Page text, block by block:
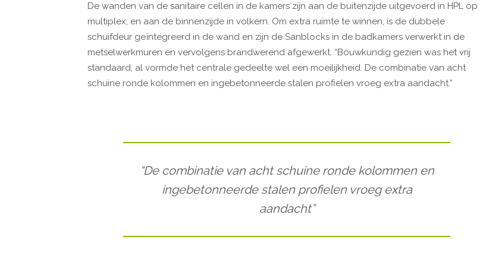
De wanden van de sanitaire cellen in de kamers zijn aan de buitenzijde uitgevoerd in HPL op
multiplex, en aan de binnenzijde in volkern. Om extra ruimte te winnen, is de dubbele
schuifdeur geïntegreerd in de wand en zijn de Sanblocks in de badkamers verwerkt in de
metselwerkmuren en vervolgens brandwerend afgewerkt. “Bouwkundig gezien was het vrij
standaard, al vormde het centrale gedeelte wel een moeilijkheid. De combinatie van acht
schuine ronde kolommen en ingebetonneerde stalen profielen vroeg extra aandacht.”
“De combinatie van acht schuine ronde kolommen en
ingebetonneerde stalen profielen vroeg extra
aandacht”